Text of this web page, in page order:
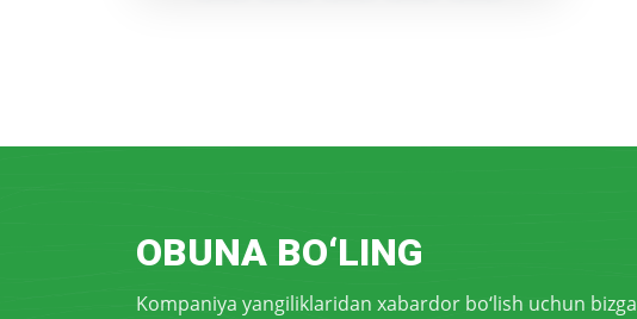
OBUNA BO‘LING
Kompaniya yangiliklaridan xabardor bo‘lish uchun bizga